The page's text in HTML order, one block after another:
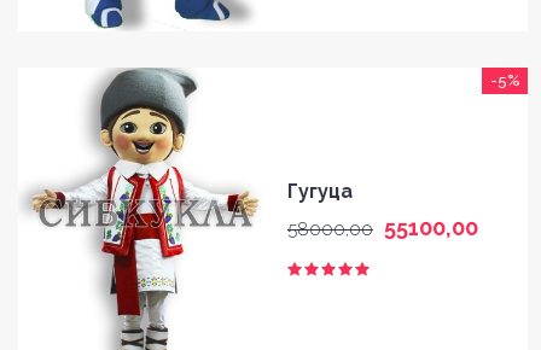
-5%
Гугуца
58000,00 55100,00